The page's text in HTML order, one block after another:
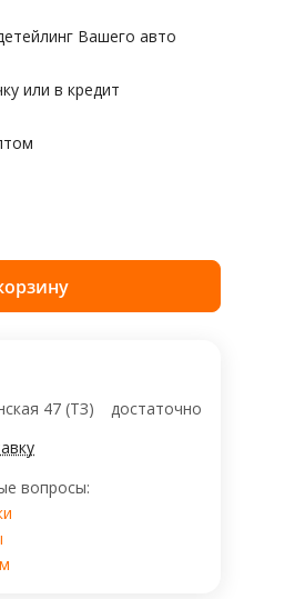
Вашего авто
или в кредит
47 (ТЗ)
достаточно
вопросы: